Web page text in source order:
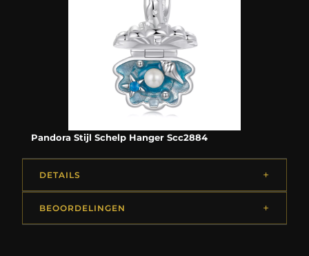
Pandora Stijl Schelp Hanger Scc2884
DETAILS
BEOORDELINGEN